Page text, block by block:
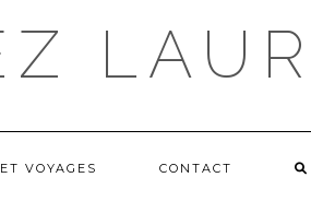
VOYAGES CONTACT